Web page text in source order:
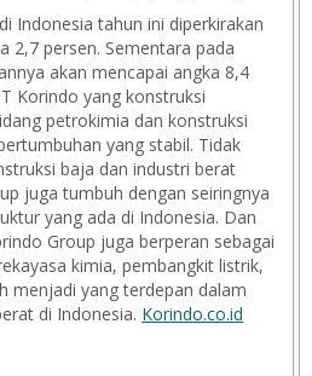
Indonesia tahun ini diperkirakan
2,7 persen. Sementara pada
akan mencapai angka 8,4
Korindo yang konstruksi
petrokimia dan konstruksi
yang stabil. Tidak
baja dan industri berat
juga tumbuh dengan seiringnya
yang ada di Indonesia. Dan
Group juga berperan sebagai
kimia, pembangkit listrik,
menjadi yang terdepan dalam
di Indonesia. Korindo.co.id